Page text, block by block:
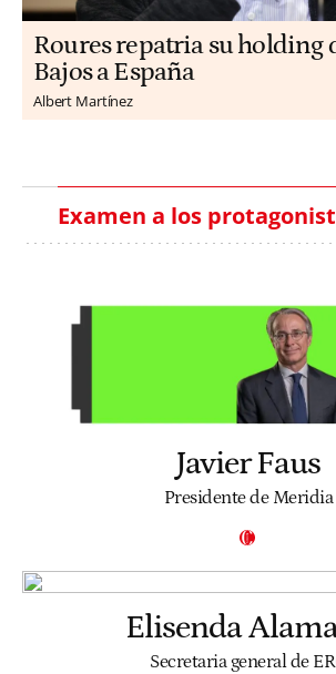
Roures repatria su holding
Bajos a España
Albert Martínez
Examen a los
Javier Faus
Presidente de Meridia
Elisenda
Secretaria general de